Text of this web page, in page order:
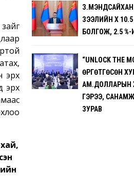
эрх
эрх
З.МЭНДСАЙХАН:
ЗЭЭЛИЙН ХҮҮ
БОЛГОЖ, 2.5
“UNLOCK THE
ӨРГӨТГӨСӨН
АМ.ДОЛЛАРЫН
ГЭРЭЭ, САНАМЖ
ЗУРАВ